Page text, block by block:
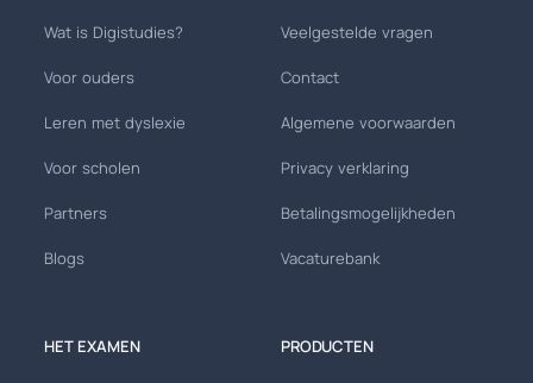
Wat is Digistudies?
Voor ouders
Leren met dyslexie
Voor scholen
Partners
Blogs
Veelgestelde vragen
Contact
Algemene voorwaarden
Privacy verklaring
Betalingsmogelijkheden
Vacaturebank
HET EXAMEN PRODUCTEN